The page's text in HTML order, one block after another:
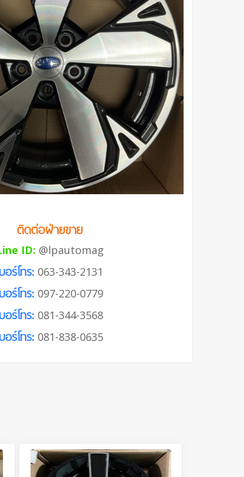
ติดต่อฝ่ายขาย
ID: @lpautomag
อร์โทร: 063-343-2131
อร์โทร: 097-220-0779
อร์โทร: 081-344-3568
อร์โทร: 081-838-0635